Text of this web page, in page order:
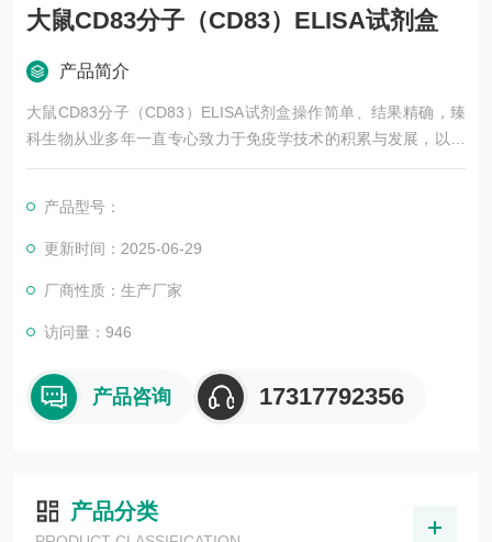
大鼠CD83分子（CD83）ELISA试剂盒
产品简介
大鼠CD83分子（CD83）ELISA试剂盒操作简单、结果精确，臻
科生物从业多年一直专心致力于免疫学技术的积累与发展，以其
优质的产品质量与专业的技术服务，赢得业内广大人士的认可。
系，共同努力合作共赢。
产品型号：
更新时间：2025-06-29
厂商性质：生产厂家
访问量：946
产品咨询 17317792356
产品分类